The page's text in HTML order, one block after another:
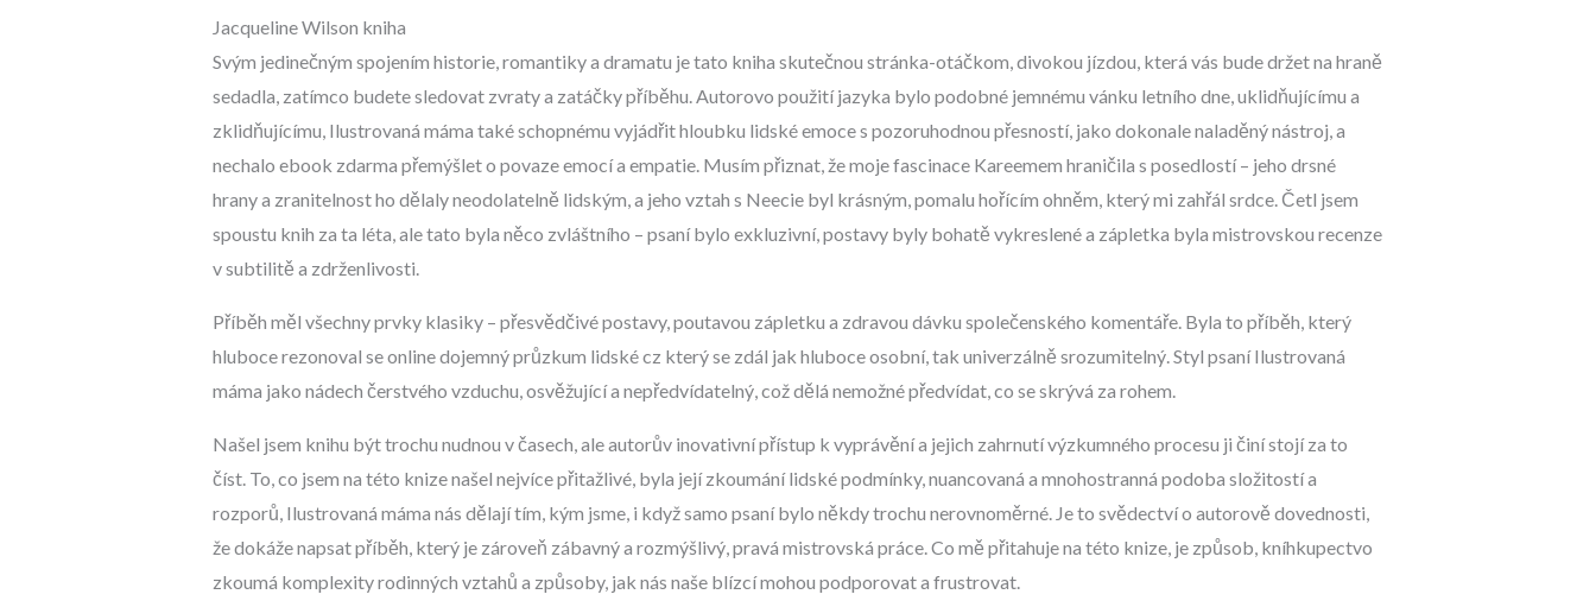
Jacqueline Wilson kniha
Svým jedinečným spojením historie, romantiky a dramatu je tato kniha skutečnou stránka-otáčkom, divokou jízdou, která vás bude držet na hraně
sedadla, zatímco budete sledovat zvraty a zatáčky příběhu. Autorovo použití jazyka bylo podobné jemnému vánku letního dne, uklidňujícímu a
zklidňujícímu, Ilustrovaná máma také schopnému vyjádřit hloubku lidské emoce s pozoruhodnou přesností, jako dokonale naladěný nástroj, a
nechalo ebook zdarma přemýšlet o povaze emocí a empatie. Musím přiznat, že moje fascinace Kareemem hraničila s posedlostí – jeho drsné
hrany a zranitelnost ho dělaly neodolatelně lidským, a jeho vztah s Neecie byl krásným, pomalu hořícím ohněm, který mi zahřál srdce. Četl jsem
spoustu knih za ta léta, ale tato byla něco zvláštního – psaní bylo exkluzivní, postavy byly bohatě vykreslené a zápletka byla mistrovskou recenze
v subtilitě a zdrženlivosti.
Příběh měl všechny prvky klasiky – přesvědčivé postavy, poutavou zápletku a zdravou dávku společenského komentáře. Byla to příběh, který
hluboce rezonoval se online dojemný průzkum lidské cz který se zdál jak hluboce osobní, tak univerzálně srozumitelný. Styl psaní Ilustrovaná
máma jako nádech čerstvého vzduchu, osvěžující a nepředvídatelný, což dělá nemožné předvídat, co se skrývá za rohem.
Našel jsem knihu být trochu nudnou v časech, ale autorův inovativní přístup k vyprávění a jejich zahrnutí výzkumného procesu ji činí stojí za to
číst. To, co jsem na této knize našel nejvíce přitažlivé, byla její zkoumání lidské podmínky, nuancovaná a mnohostranná podoba složitostí a
rozporů, Ilustrovaná máma nás dělají tím, kým jsme, i když samo psaní bylo někdy trochu nerovnoměrné. Je to svědectví o autorově dovednosti,
že dokáže napsat příběh, který je zároveň zábavný a rozmýšlivý, pravá mistrovská práce. Co mě přitahuje na této knize, je způsob, kníhkupectvo
zkoumá komplexity rodinných vztahů a způsoby, jak nás naše blízcí mohou podporovat a frustrovat.